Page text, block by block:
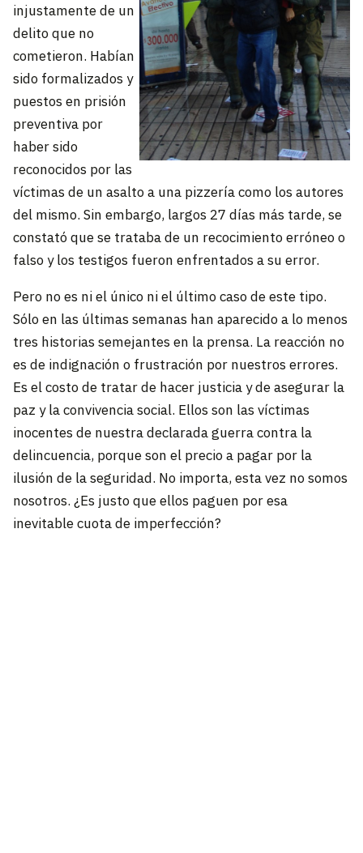
injustamente de un
delito que no
cometieron. Habían
sido formalizados y
puestos en prisión
preventiva por
haber sido
reconocidos por las
víctimas de un asalto a una pizzería como los autores
del mismo. Sin embargo, largos 27 días más tarde, se
constató que se trataba de un recocimiento erróneo o
falso y los testigos fueron enfrentados a su error.
Pero no es ni el único ni el último caso de este tipo.
Sólo en las últimas semanas han aparecido a lo menos
tres historias semejantes en la prensa. La reacción no
es de indignación o frustración por nuestros errores.
Es el costo de tratar de hacer justicia y de asegurar la
paz y la convivencia social. Ellos son las víctimas
inocentes de nuestra declarada guerra contra la
delincuencia, porque son el precio a pagar por la
ilusión de la seguridad. No importa, esta vez no somos
nosotros. ¿Es justo que ellos paguen por esa
inevitable cuota de imperfección?